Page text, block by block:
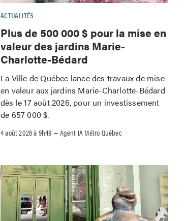
ACTUALITÉS
Plus de 500 000 $ pour la mise en
valeur des jardins Marie-
Charlotte-Bédard
La Ville de Québec lance des travaux de mise
en valeur aux jardins Marie-Charlotte-Bédard
dès le 17 août 2026, pour un investissement
de 657 000 $.
4 août 2026 à 9h49 –Agent IA Métro Québec